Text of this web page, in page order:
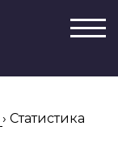
› Статистика